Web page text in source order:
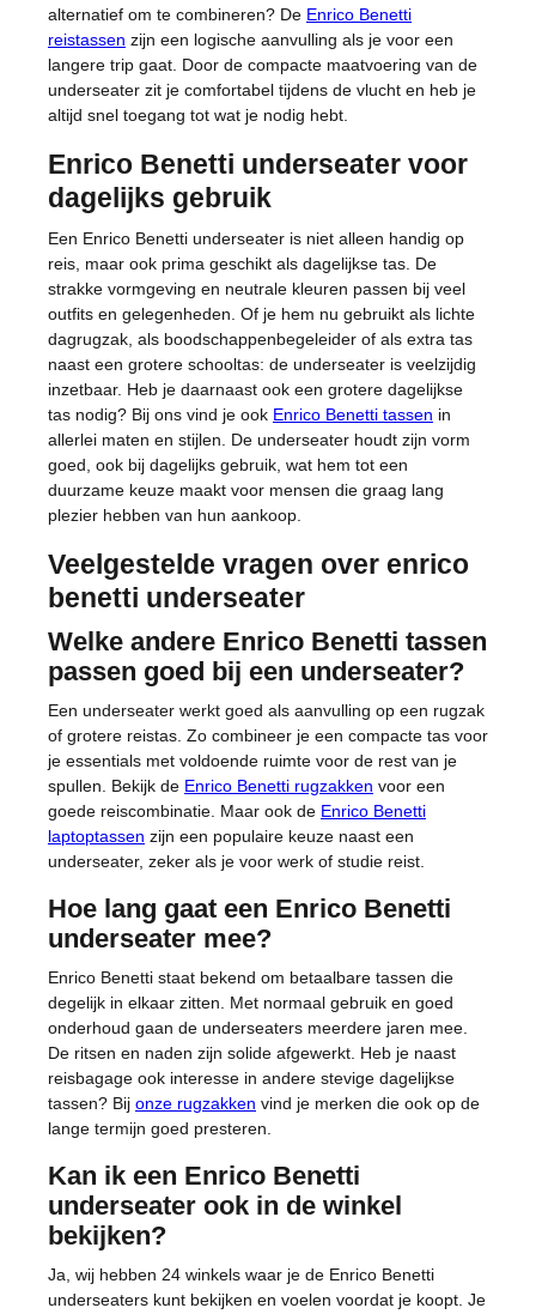
alternatief om te combineren? De Enrico Benetti
reistassen zijn een logische aanvulling als je voor een
langere trip gaat. Door de compacte maatvoering van de
underseater zit je comfortabel tijdens de vlucht en heb je
altijd snel toegang tot wat je nodig hebt.
Enrico Benetti underseater voor
dagelijks gebruik
Een Enrico Benetti underseater is niet alleen handig op
reis, maar ook prima geschikt als dagelijkse tas. De
strakke vormgeving en neutrale kleuren passen bij veel
outfits en gelegenheden. Of je hem nu gebruikt als lichte
dagrugzak, als boodschappenbegeleider of als extra tas
naast een grotere schooltas: de underseater is veelzijdig
inzetbaar. Heb je daarnaast ook een grotere dagelijkse
tas nodig? Bij ons vind je ook Enrico Benetti tassen in
allerlei maten en stijlen. De underseater houdt zijn vorm
goed, ook bij dagelijks gebruik, wat hem tot een
duurzame keuze maakt voor mensen die graag lang
plezier hebben van hun aankoop.
Veelgestelde vragen over enrico
benetti underseater
Welke andere Enrico Benetti tassen
passen goed bij een underseater?
Een underseater werkt goed als aanvulling op een rugzak
of grotere reistas. Zo combineer je een compacte tas voor
je essentials met voldoende ruimte voor de rest van je
spullen. Bekijk de Enrico Benetti rugzakken voor een
goede reiscombinatie. Maar ook de Enrico Benetti
laptoptassen zijn een populaire keuze naast een
underseater, zeker als je voor werk of studie reist.
Hoe lang gaat een Enrico Benetti
underseater mee?
Enrico Benetti staat bekend om betaalbare tassen die
degelijk in elkaar zitten. Met normaal gebruik en goed
onderhoud gaan de underseaters meerdere jaren mee.
De ritsen en naden zijn solide afgewerkt. Heb je naast
reisbagage ook interesse in andere stevige dagelijkse
tassen? Bij onze rugzakken vind je merken die ook op de
lange termijn goed presteren.
Kan ik een Enrico Benetti
underseater ook in de winkel
bekijken?
Ja, wij hebben 24 winkels waar je de Enrico Benetti
underseaters kunt bekijken en voelen voordat je koopt. Je